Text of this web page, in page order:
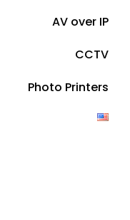
AV over IP
CCTV
Photo Printers